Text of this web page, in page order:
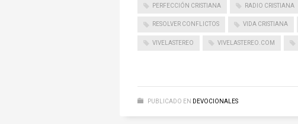
PERFECCIÓN CRISTIANA RADIO CRISTIANA
RESOLVER CONFLICTOS VIDA CRISTIANA
VIVELASTEREO VIVELASTEREO.COM
PUBLICADO EN DEVOCIONALES